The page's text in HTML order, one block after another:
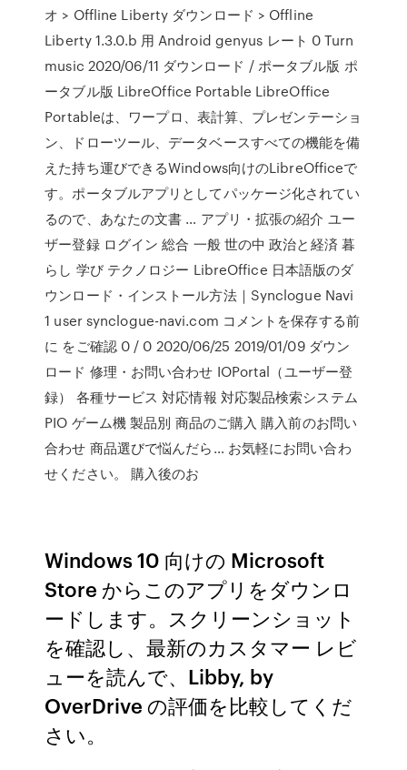
オ > Offline Liberty ダウンロード > Offline
Liberty 1.3.0.b 用 Android genyus レート 0 Turn
music 2020/06/11 ダウンロード / ポータブル版 ポ
ータブル版 LibreOffice Portable LibreOffice
Portableは、ワープロ、表計算、プレゼンテーショ
ン、ドローツール、データベースすべての機能を備
えた持ち運びできるWindows向けのLibreOfficeで
す。ポータブルアプリとしてパッケージ化されてい
るので、あなたの文書 … アプリ・拡張の紹介 ユー
ザー登録 ログイン 総合 一般 世の中 政治と経済 暮
らし 学び テクノロジー LibreOffice 日本語版のダ
ウンロード・インストール方法｜Synclogue Navi
1 user synclogue-navi.com コメントを保存する前
に をご確認 0 / 0 2020/06/25 2019/01/09 ダウン
ロード 修理・お問い合わせ IOPortal（ユーザー登
録） 各種サービス 対応情報 対応製品検索システム
PIO ゲーム機 製品別 商品のご購入 購入前のお問い
合わせ 商品選びで悩んだら… お気軽にお問い合わ
せください。 購入後のお
Windows 10 向けの Microsoft
Store からこのアプリをダウンロ
ードします。スクリーンショット
を確認し、最新のカスタマー レビ
ューを読んで、Libby, by
OverDrive の評価を比較してくだ
さい。